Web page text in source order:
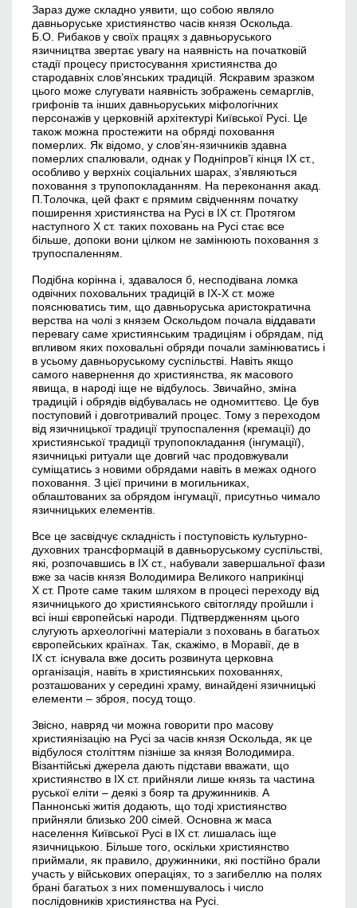
Зараз дуже складно уявити, що собою являло
давньоруське християнство часів князя Оскольда.
Б.О. Рибаков у своїх працях з давньоруського
язичництва звертає увагу на наявність на початковій
стадії процесу пристосування християнства до
стародавніх слов’янських традицій. Яскравим зразком
цього може слугувати наявність зображень семарглів,
грифонів та інших давньоруських міфологічних
персонажів у церковній архітектурі Київської Русі. Це
також можна простежити на обряді поховання
померлих. Як відомо, у слов’ян-язичників здавна
померлих спалювали, однак у Подніпров’ї кінця ІХ ст.,
особливо у верхніх соціальних шарах, з’являються
поховання з трупопокладанням. На переконання акад.
П.Толочка, цей факт є прямим свідченням початку
поширення християнства на Русі в ІХ ст. Протягом
наступного Х ст. таких поховань на Русі стає все
більше, допоки вони цілком не замінюють поховання з
трупоспаленням.
Подібна корінна і, здавалося б, несподівана ломка
одвічних поховальних традицій в ІХ-Х ст. може
пояснюватись тим, що давньоруська аристократична
верства на чолі з князем Оскольдом почала віддавати
перевагу саме християнським традиціям і обрядам, під
впливом яких поховальні обряди почали замінюватись і
в усьому давньоруському суспільстві. Навіть якщо
самого навернення до християнства, як масового
явища, в народі іще не відбулось. Звичайно, зміна
традицій і обрядів відбувалась не одномиттєво. Це був
поступовий і довготривалий процес. Тому з переходом
від язичницької традиції трупоспалення (кремації) до
християнської традиції трупопокладання (інгумації),
язичницькі ритуали ще довгий час продовжували
суміщатись з новими обрядами навіть в межах одного
поховання. З цієї причини в могильниках,
облаштованих за обрядом інгумації, присутньо чимало
язичницьких елементів.
Все це засвідчує складність і поступовість культурно-
духовних трансформацій в давньоруському суспільстві,
які, розпочавшись в ІХ ст., набували завершальної фази
вже за часів князя Володимира Великого наприкінці
Х ст. Проте саме таким шляхом в процесі переходу від
язичницького до християнського світогляду пройшли і
всі інші європейські народи. Підтвердженням цього
слугують археологічні матеріали з поховань в багатьох
європейських країнах. Так, скажімо, в Моравії, де в
ІХ ст. існувала вже досить розвинута церковна
організація, навіть в християнських похованнях,
розташованих у середині храму, винайдені язичницькі
елементи – зброя, посуд тощо.
Звісно, навряд чи можна говорити про масову
християнізацію на Русі за часів князя Оскольда, як це
відбулося століттям пізніше за князя Володимира.
Візантійські джерела дають підстави вважати, що
християнство в ІХ ст. прийняли лише князь та частина
руської еліти – деякі з бояр та дружинників. А
Паннонські житія додають, що тоді християнство
прийняли близько 200 сімей. Основна ж маса
населення Київської Русі в ІХ ст. лишалась іще
язичницькою. Більше того, оскільки християнство
приймали, як правило, дружинники, які постійно брали
участь у військових операціях, то з загибеллю на полях
брані багатьох з них поменшувалось і число
послідовників християнства на Русі.